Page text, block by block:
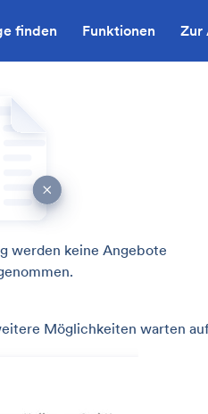
finden Funktionen Zur
werden keine Angebote
Möglichkeiten warten